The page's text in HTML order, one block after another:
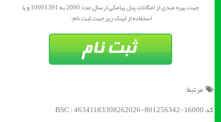
جهت بهره مندی از امکانات پنل پیامکی ارسال عدد 2000 به 10001391 و یا
استفاده از لینک زیر جهت ثبت نام :
مرتبط:
کد BSC : 46341183308262026-801256342-16000;